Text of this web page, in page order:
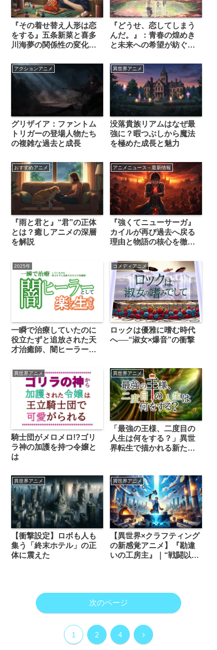
『その着せ替え人形は恋
をする』五条新菜と喜多
川海夢の関係性の変化を
『どうせ、恋してしまう
んだ。』：青春の煌めき
と未来への希望が紡ぐ恋
アクションアニメ
グリザイア：ファントム
トリガーの登場人物たち
の複雑な過去と成長
異世界アニメ
没落貴族リアムはなぜ最
強に？暇つぶしから魔法
を極めた成長と魅力
おすすめアニメ
『雨と君と』“君”の正体
とは？癒しアニメの深層
を解説
アニメニュース・最新情報
『強くてニューサーガ』
カイルが再び過去へ戻る
理由と物語の核心を徹底
2025年
一瞬で治療していたのに
役立たずと追放された天
才治癒師、闇ヒーラーと
コメディアニメ
ロックは優雅に嗜む時代
へ──“淑女×爆音”の衝撃
異世界アニメ
騎士団がメロメロ!?ゴリ
ラ神の加護を持つ令嬢と
は
異世界アニメ
「最強の王様、二度目の
人生は何をする？」異世
界転生で描かれる新たな
異世界アニメ
【衝撃設定】ロボも人も
集う「終末ホテル」の正
体に震えた
異世界アニメ
【異世界×クラフティング
の新感覚アニメ】『勘違
いの工房主』｜“戦闘以外
次のページ
1 2 4 次